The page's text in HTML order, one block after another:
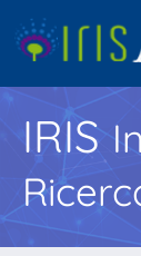
IRIS